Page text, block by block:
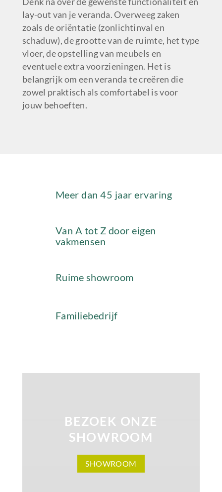
lay-out van je veranda. Overweeg zaken
zoals de oriëntatie (zonlichtinval en
schaduw), de grootte van de ruimte, het type
vloer, de opstelling van meubels en
eventuele extra voorzieningen. Het is
belangrijk om een veranda te creëren die
zowel praktisch als comfortabel is voor
jouw behoeften.
Meer dan 45 jaar ervaring
Van A tot Z door eigen
vakmensen
Ruime showroom
Familiebedrijf
BEZOEK ONZE
SHOWROOM
SHOWROOM